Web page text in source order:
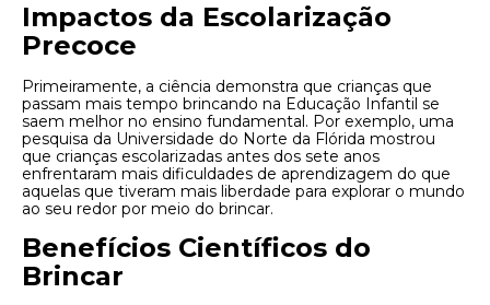
Impactos da Escolarização
Precoce
Primeiramente, a ciência demonstra que crianças que
passam mais tempo brincando na Educação Infantil se
saem melhor no ensino fundamental. Por exemplo, uma
pesquisa da Universidade do Norte da Flórida mostrou
que crianças escolarizadas antes dos sete anos
enfrentaram mais dificuldades de aprendizagem do que
aquelas que tiveram mais liberdade para explorar o mundo
ao seu redor por meio do brincar.
Benefícios Científicos do
Brincar